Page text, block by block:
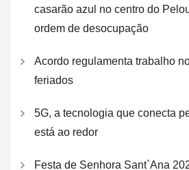
casarão azul no centro do
ordem de desocupação
Acordo regulamenta trabalho
feriados
5G, a tecnologia que conecta
está ao redor
Festa de Senhora Sant`Ana